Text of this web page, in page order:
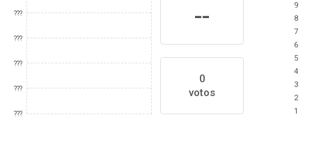
???
???
???
???
???
--
0
votos
9
8
7
6
5
4
3
2
1